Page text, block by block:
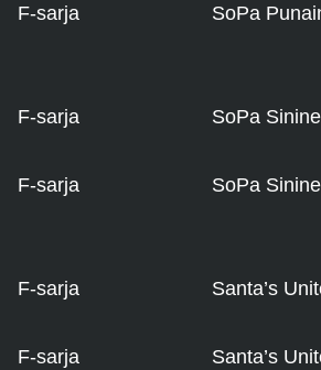
F-sarja SoPa
F-sarja SoPa
F-sarja SoPa
F-sarja Santa’s
F-sarja Santa’s